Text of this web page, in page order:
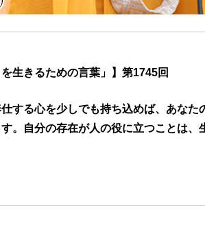
を生きるための言葉」】第1745回
する心を少しでも持ち込めば、あなた
。自分の存在が人の役に立つことは、